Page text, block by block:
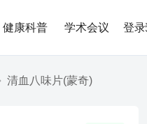
健康科普 学术会议 专
登录
清血八味片(蒙奇)